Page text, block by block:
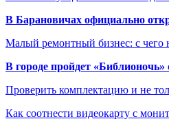
В Барановичах официально
Малый ремонтный бизнес: с чего
В городе пройдет
Проверить комплектацию и не
Как соотнести видеокарту с